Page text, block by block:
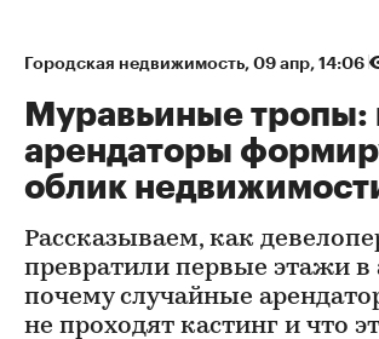
Городская недвижимость 09 апр, 14:06
Муравьиные тропы:
арендаторы
облик
Рассказываем, как
превратили первые этажи в
почему случайные
не проходят кастинг и что